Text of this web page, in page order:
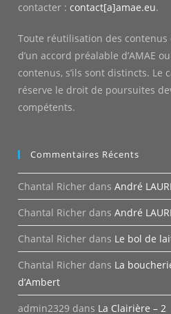
contacter :contact[a]amae.eu.
Toute réutilisation des
d’un accord préalable d’AMAE
contenus, s’ils sont distincts. Le
réserve le droit de poursuites
compétents.
Commentaires Récents
Chantal Richer dansAndré
Chantal Richer dansAndré
Chantal Richer dans Le bol de
Chantal Richer dans La
d’Ambert
admin2329 dans La Clairière – 2